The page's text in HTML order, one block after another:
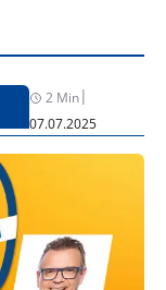
2 Min|
07.07.2025